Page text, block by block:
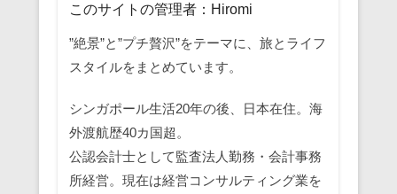
このサイトの管理者：Hiromi
”絶景”と”プチ贅沢”をテーマに、旅とライフ
スタイルをまとめています。
シンガポール生活20年の後、日本在住。海
外渡航歴40カ国超。
公認会計士として監査法人勤務・会計事務
所経営。現在は経営コンサルティング業を